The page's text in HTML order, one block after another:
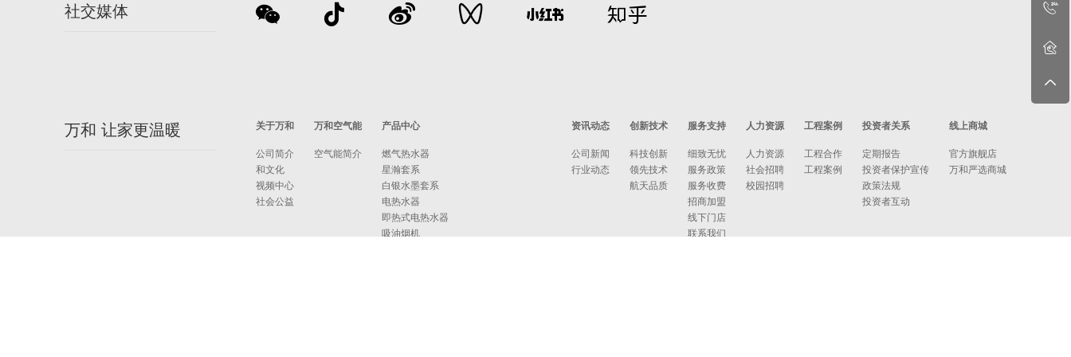
社交媒体
万和 让家更温暖 关于万和
公司简介
和文化
视频中心
社会公益
万和空气能
空气能简介
产品中心
燃气热水器
星瀚套系
白银水墨套系
电热水器
即热式电热水器
吸油烟机
资讯动态
公司新闻
行业动态
创新技术
科技创新
领先技术
航天品质
服务支持
细致无忧
服务政策
服务收费
招商加盟
线下门店
联系我们
人力资源
人力资源
社会招聘
校园招聘
工程案例
工程合作
工程案例
投资者关系
定期报告
投资者保护宣传
政策法规
投资者互动
线上商城
官方旗舰店
万和严选商城